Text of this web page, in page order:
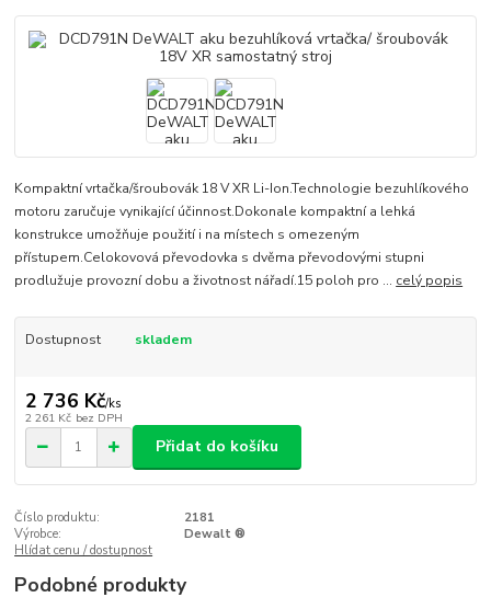
Kompaktní vrtačka/šroubovák 18 V XR Li-Ion.Technologie bezuhlíkového
motoru zaručuje vynikající účinnost.Dokonale kompaktní a lehká
konstrukce umožňuje použití i na místech s omezeným
přístupem.Celokovová převodovka s dvěma převodovými stupni
prodlužuje provozní dobu a životnost nářadí.15 poloh pro ... celý popis
Dostupnost skladem
2 736 Kč/ks
2 261 Kč bez DPH
Přidat do košíku
Číslo produktu:
2181
Výrobce:
Dewalt ®
Hlídat cenu / dostupnost
Podobné produkty